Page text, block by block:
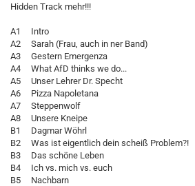
Hidden Track mehr!!!
A1 Intro
A2 Sarah (Frau, auch in ner Band)
A3 Gestern Emergenza
A4 What AfD thinks we do...
A5 Unser Lehrer Dr. Specht
A6 Pizza Napoletana
A7 Steppenwolf
A8 Unsere Kneipe
B1 Dagmar Wöhrl
B2 Was ist eigentlich dein scheiß Problem?!
B3 Das schöne Leben
B4 Ich vs. mich vs. euch
B5 Nachbarn